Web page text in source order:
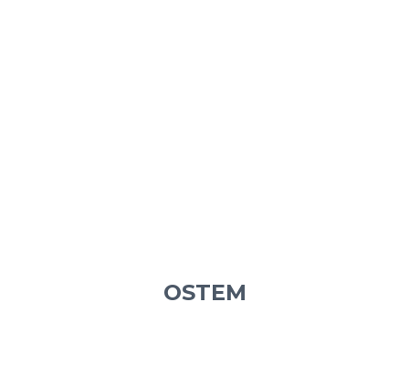
OSTEM